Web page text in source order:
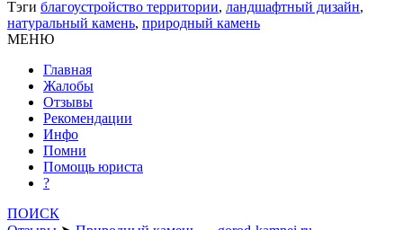
Тэги благоустройство территории, ландшафтный дизайн,
натуральный камень, природный камень
МЕНЮ
Главная
Жалобы
Отзывы
Рекомендации
Инфо
Помни
Помощь юриста
?
ПОИСК